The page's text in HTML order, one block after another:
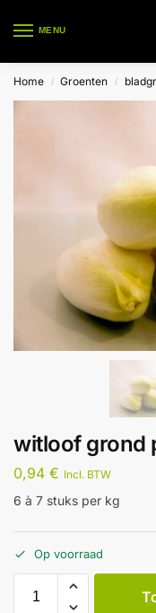
MENU
Home / Groenten /
witloof grond
0,94 € Incl. BTW
6 à 7 stuks per kg
Op voorraad